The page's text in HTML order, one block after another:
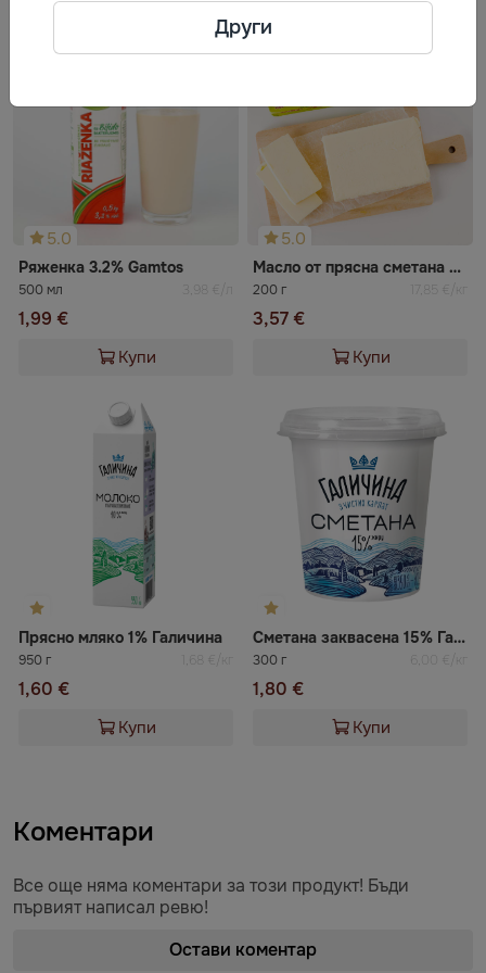
5.0
Ряженка 3.2% Gamtos
500 мл 3,98 €/л
1,99 €
Купи
5.0
Масло от прясна сметана 82% Сваля
200 г 17,85 €/кг
3,57 €
Купи
Прясно мляко 1% Галичина
950 г 1,68 €/кг
1,60 €
Купи
Сметана заквасена 15% Галичина
300 г 6,00 €/кг
1,80 €
Купи
Коментари
Все още няма коментари за този продукт! Бъди
първият написал ревю!
Остави коментар
Други